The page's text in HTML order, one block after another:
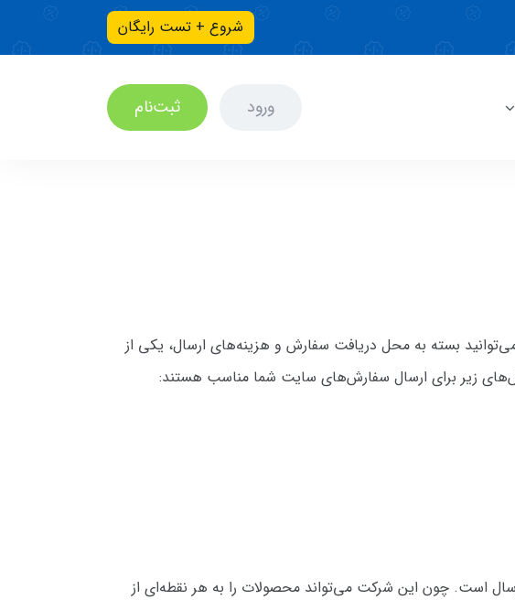
شروع + تست رایگان
ورود ثبت‌نام
بسته به محل دریافت سفارش و هزینه‌های ارسال، یکی از
زیر برای ارسال سفارش‌های سایت شما مناسب هستند:
است. چون این شرکت می‌تواند محصولات را به هر نقطه‌ای از